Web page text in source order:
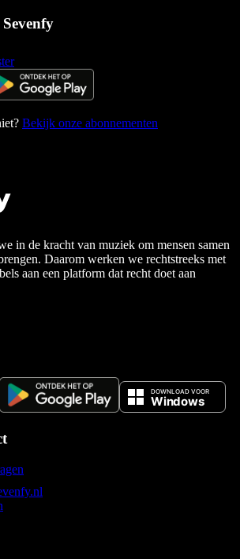
Bekijk onze abonnementen
in de kracht van muziek om mensen samen
Daarom werken we rechtstreeks met
aan een platform dat recht doet aan